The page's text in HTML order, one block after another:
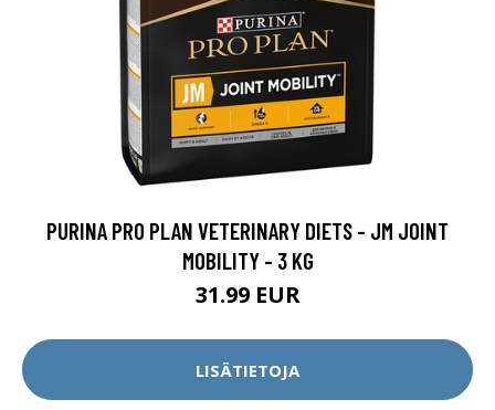
PURINA PRO PLAN VETERINARY DIETS - JM JOINT
MOBILITY - 3 KG
31.99 EUR
LISÄTIETOJA